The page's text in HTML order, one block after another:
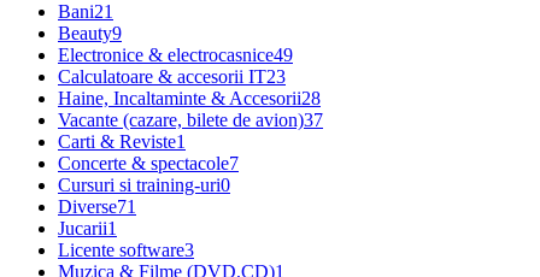
Bani21
Beauty9
Electronice & electrocasnice49
Calculatoare & accesorii IT23
Haine, Incaltaminte & Accesorii28
Vacante (cazare, bilete de avion)37
Carti & Reviste1
Concerte & spectacole7
Cursuri si training-uri0
Diverse71
Jucarii1
Licente software3
Muzica & Filme (DVD,CD)1